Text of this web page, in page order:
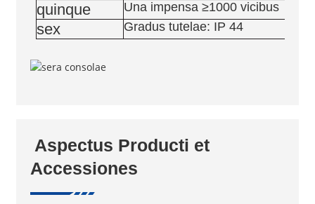
quinque Una impensa ≥1000 vicibus
sex Gradus tutelae: IP 44
Aspectus Producti et
Accessiones